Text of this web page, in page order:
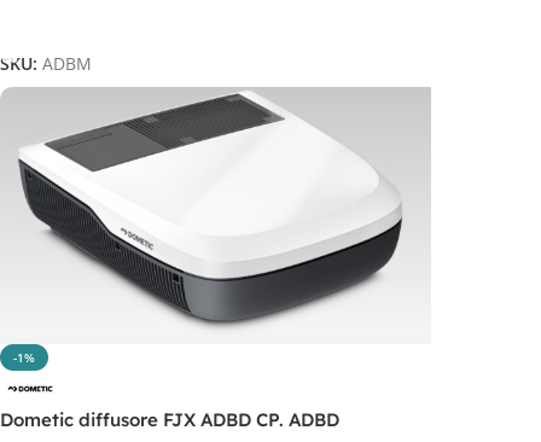
SKU: ADBM
-1%
Dometic diffusore FJX ADBD CP. ADBD